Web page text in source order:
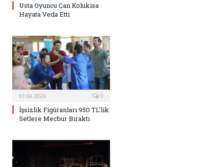
Usta Oyuncu Can Kolukısa
Hayata Veda Etti
01.08.2026 0
İşsizlik Figüranları 950 TL’lik
Setlere Mecbur Bıraktı